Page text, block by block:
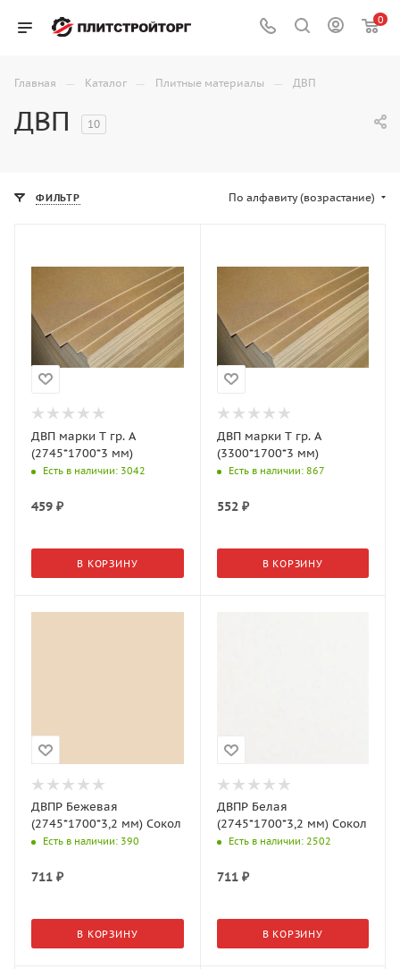
0
Главная — Каталог — Плитные материалы — ДВП
ДВП 10
ФИЛЬТР По алфавиту (возрастание)
ДВП марки Т гр. А
(2745*1700*3 мм)
Есть в наличии: 3042
459 ₽
В КОРЗИНУ
ДВП марки Т гр. А
(3300*1700*3 мм)
Есть в наличии: 867
552₽
В КОРЗИНУ
ДВПР Бежевая
(2745*1700*3,2 мм) Сокол
Есть в наличии: 390
711 ₽
В КОРЗИНУ
ДВПР Белая
(2745*1700*3,2 мм) Сокол
Есть в наличии: 2502
711₽
В КОРЗИНУ